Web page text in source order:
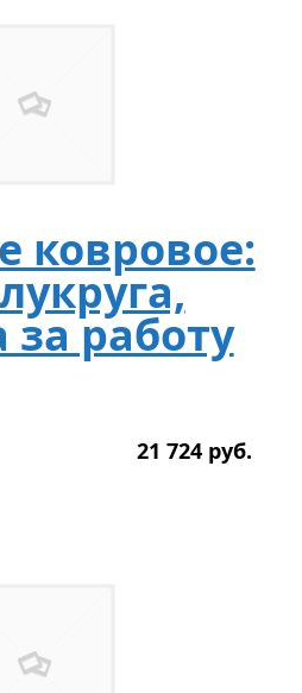
ковровое:
работу
21 724 руб.